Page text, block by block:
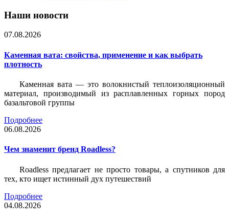
Наши новости
07.08.2026
Каменная вата: свойства, применение и как выбрать
плотность
Каменная вата — это волокнистый теплоизоляционный
материал, производимый из расплавленных горных пород
базальтовой группы
Подробнее
06.08.2026
Чем знаменит бренд Roadless?
Roadless предлагает не просто товары, а спутников для
тех, кто ищет истинный дух путешествий
Подробнее
04.08.2026